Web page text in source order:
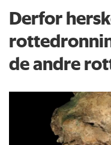
Derfor
de andre